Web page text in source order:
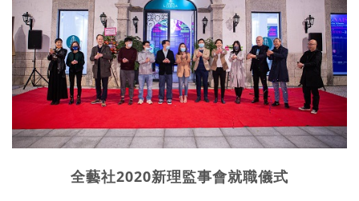
全藝社2020新理監事會就職儀式